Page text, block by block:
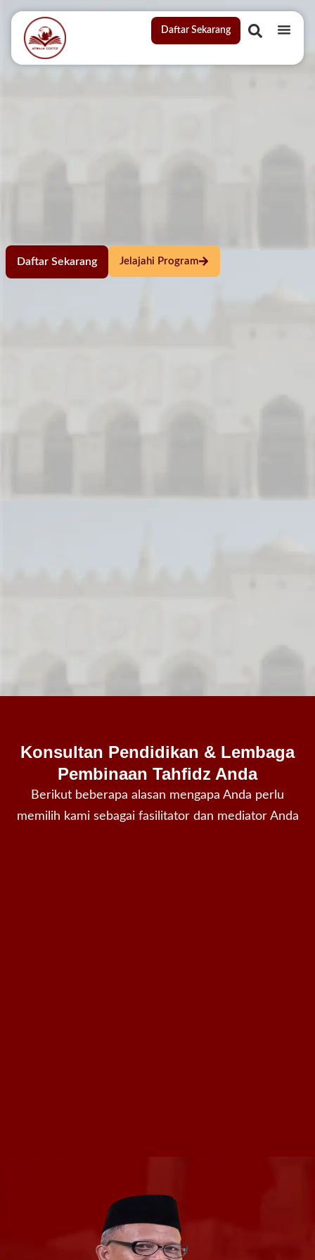
Daftar Sekarang
Daftar Sekarang Jelajahi Program
Konsultan Pendidikan & Lembaga
Pembinaan Tahfidz Anda
Berikut beberapa alasan mengapa Anda perlu
memilih kami sebagai fasilitator dan mediator Anda